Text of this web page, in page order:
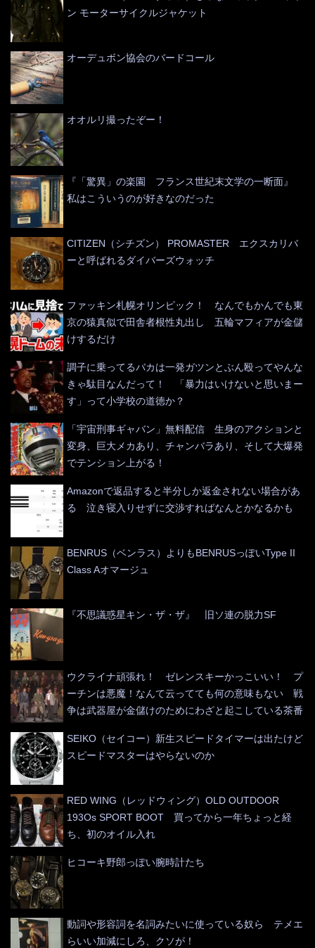
ン モーターサイクルジャケット
オーデュボン協会のバードコール
オオルリ撮ったぞー！
『「驚異」の楽園 フランス世紀末文学の一断面』
私はこういうのが好きなのだった
CITIZEN（シチズン） PROMASTER エクスカリバ
ーと呼ばれるダイバーズウォッチ
ファッキン札幌オリンピック！ なんでもかんでも東
京の猿真似で田舎者根性丸出し 五輪マフィアが金儲
けするだけ
調子に乗ってるバカは一発ガツンとぶん殴ってやんな
きゃ駄目なんだって！ 「暴力はいけないと思いまー
す」って小学校の道徳か？
「宇宙刑事ギャバン」無料配信 生身のアクションと
変身、巨大メカあり、チャンバラあり、そして大爆発
でテンション上がる！
Amazonで返品すると半分しか返金されない場合があ
る 泣き寝入りせずに交渉すればなんとかなるかも
BENRUS（ベンラス）よりもBENRUSっぽいType II
Class Aオマージュ
『不思議惑星キン・ザ・ザ』 旧ソ連の脱力SF
ウクライナ頑張れ！ ゼレンスキーかっこいい！ プ
ーチンは悪魔！なんて云ってても何の意味もない 戦
争は武器屋が金儲けのためにわざと起こしている茶番
SEIKO（セイコー）新生スピードタイマーは出たけど
スピードマスターはやらないのか
RED WING（レッドウィング）OLD OUTDOOR
193Os SPORT BOOT 買ってから一年ちょっと経
ち、初のオイル入れ
ヒコーキ野郎っぽい腕時計たち
動詞や形容詞を名詞みたいに使っている奴ら テメエ
らいい加減にしろ、クソが！